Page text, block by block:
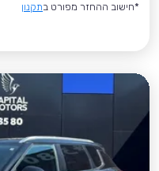
*חישוב ההחזר מפורט בתקנון